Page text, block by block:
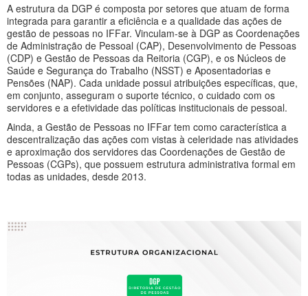
A estrutura da DGP é composta por setores que atuam de forma
integrada para garantir a eficiência e a qualidade das ações de
gestão de pessoas no IFFar. Vinculam-se à DGP as Coordenações
de Administração de Pessoal (CAP), Desenvolvimento de Pessoas
(CDP) e Gestão de Pessoas da Reitoria (CGP), e os Núcleos de
Saúde e Segurança do Trabalho (NSST) e Aposentadorias e
Pensões (NAP). Cada unidade possui atribuições específicas, que,
em conjunto, asseguram o suporte técnico, o cuidado com os
servidores e a efetividade das políticas institucionais de pessoal.
Ainda, a Gestão de Pessoas no IFFar tem como característica a
descentralização das ações com vistas à celeridade nas atividades
e aproximação dos servidores das Coordenações de Gestão de
Pessoas (CGPs), que possuem estrutura administrativa formal em
todas as unidades, desde 2013.